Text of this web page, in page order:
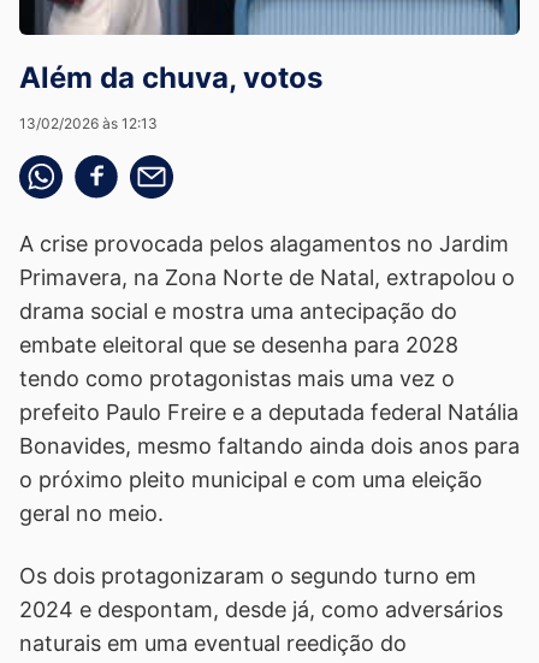
Além da chuva, votos
13/02/2026 às 12:13
Compartilhe pelo whatsapp
Compartilhar no facebook
Compartilhe pelo email
A crise provocada pelos alagamentos no Jardim
Primavera, na Zona Norte de Natal, extrapolou o
drama social e mostra uma antecipação do
embate eleitoral que se desenha para 2028
tendo como protagonistas mais uma vez o
prefeito Paulo Freire e a deputada federal Natália
Bonavides, mesmo faltando ainda dois anos para
o próximo pleito municipal e com uma eleição
geral no meio.
Os dois protagonizaram o segundo turno em
2024 e despontam, desde já, como adversários
naturais em uma eventual reedição do